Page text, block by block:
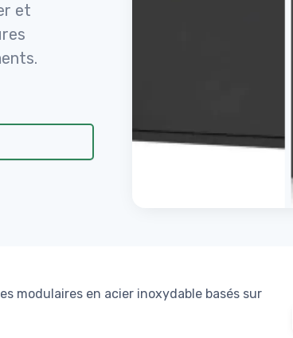
et
modulaires en acier inoxydable basés sur